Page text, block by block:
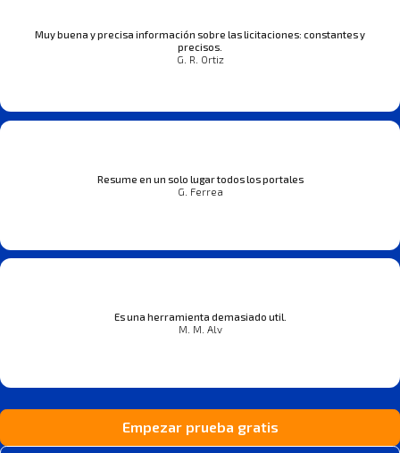
Muy buena y precisa información sobre las licitaciones: constantes y
precisos.
G. R. Ortiz
Resume en un solo lugar todos los portales
G. Ferrea
Es una herramienta demasiado util.
M. M. Alv
Empezar prueba gratis